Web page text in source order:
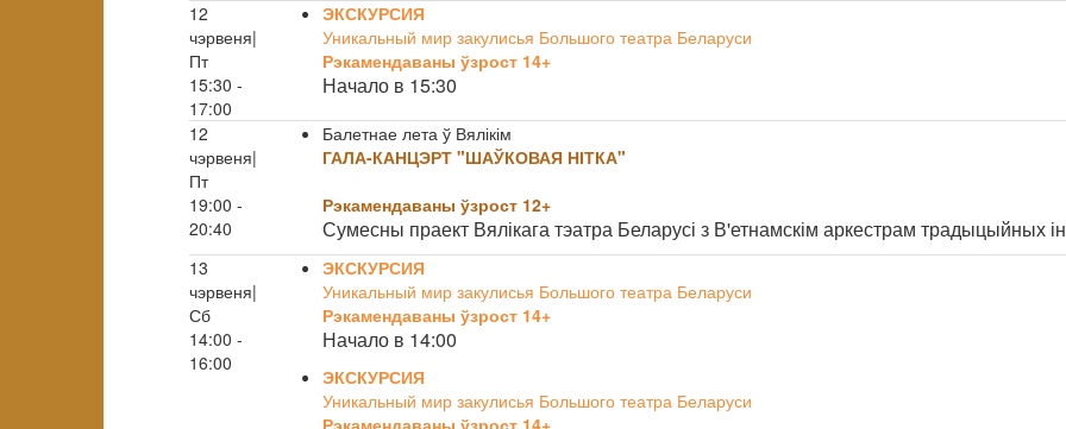
12
чэрвеня|
Пт
15:30 -
17:00
ЭКСКУРСИЯ
Уникальный мир закулисья Большого театра Беларуси
Рэкамендаваны ўзрост 14+
Начало в 15:30
12
чэрвеня|
Пт
19:00 -
20:40
Балетнае лета ў Вялікім
ГАЛА-КАНЦЭРТ "ШАЎКОВАЯ НІТКА"
Рэкамендаваны ўзрост 12+
Сумесны праект Вялікага тэатра Беларусі з В'етнамскім аркестрам традыцыйных
13
чэрвеня|
Сб
14:00 -
16:00
ЭКСКУРСИЯ
Уникальный мир закулисья Большого театра Беларуси
Рэкамендаваны ўзрост 14+
Начало в 14:00
ЭКСКУРСИЯ
Уникальный мир закулисья Большого театра Беларуси